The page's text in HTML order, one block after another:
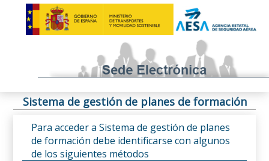
Sistema de gestión de planes de formación
Para acceder a Sistema de gestión de planes
de formación debe identificarse con algunos
de los siguientes métodos